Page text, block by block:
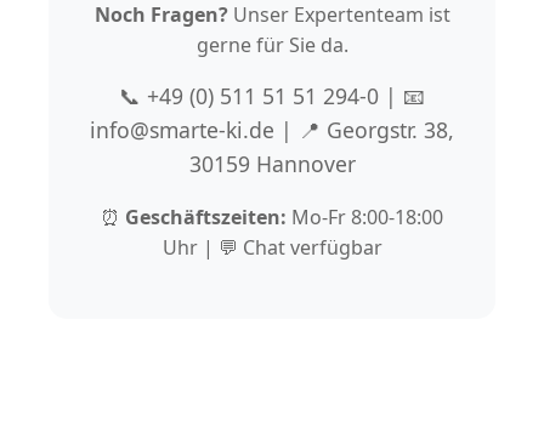
Noch Fragen?Unser Expertenteam ist
gerne für Sie da.
📞 +49 (0) 511 51 51 294-0 | 📧
info@smarte-ki.de | 📍 Georgstr. 38,
30159 Hannover
⏰ Geschäftszeiten: Mo-Fr 8:00-18:00
Uhr | 💬 Chat verfügbar